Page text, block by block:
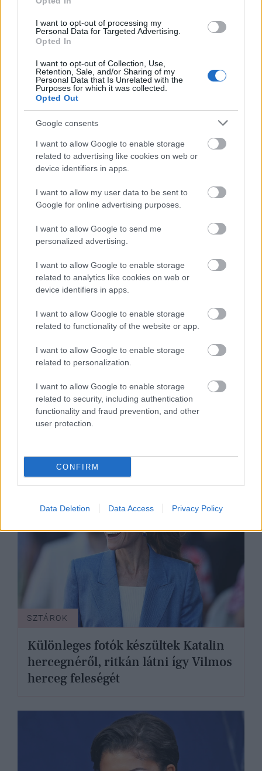
I want to opt-out of processing my
Personal Data for Targeted Advertising.
Opted In
I want to opt-out of Collection, Use,
Retention, Sale, and/or Sharing of my
Personal Data that Is Unrelated with the
Purposes for which it was collected.
Opted Out
Google consents
I want to allow Google to enable storage
related to advertising like cookies on web or
device identifiers in apps.
I want to allow my user data to be sent to
Google for online advertising purposes.
I want to allow Google to send me
personalized advertising.
I want to allow Google to enable storage
related to analytics like cookies on web or
device identifiers in apps.
I want to allow Google to enable storage
related to functionality of the website or app.
I want to allow Google to enable storage
related to personalization.
I want to allow Google to enable storage
related to security, including authentication
functionality and fraud prevention, and other
user protection.
CONFIRM
Data Deletion Data Access Privacy Policy
SZTÁROK
Jennifer Lopez köldökig érő
dekoltázst villantott, hatalmas
feltűnést keltett a párizsi divathéten
SZTÁROK
Zendaya istennőként tündököl,
extrém helyen kivágott ruhában
pózolt a vörös szőnyegen
SZTÁROK
Különleges fotók készültek Katalin
hercegnéről, ritkán látni így Vilmos
herceg feleségét